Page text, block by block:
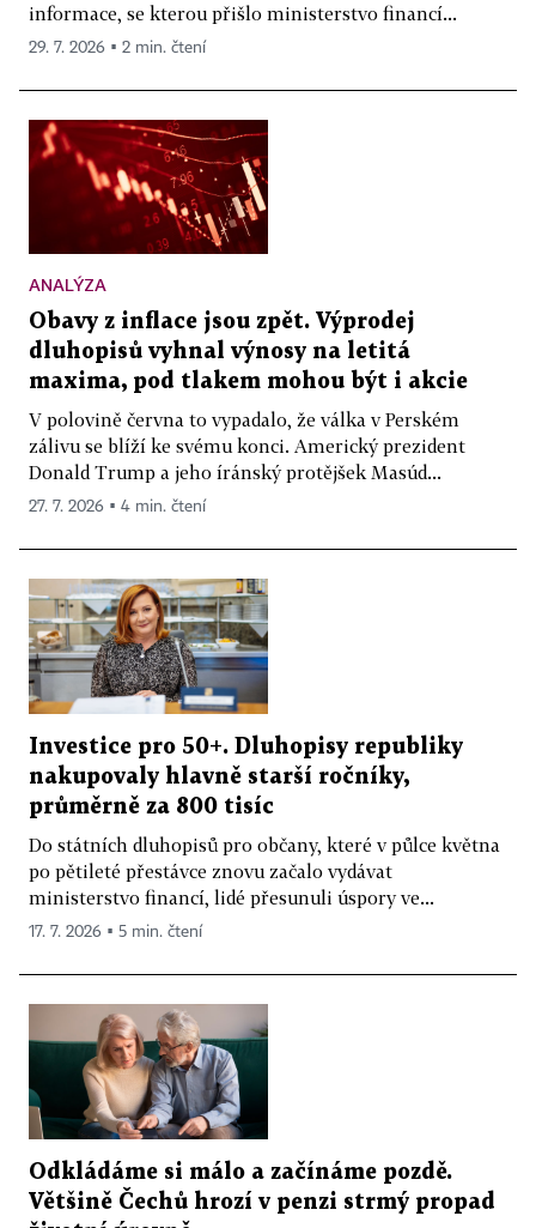
informace, se kterou přišlo ministerstvo financí...
29. 7. 2026 ▪ 2 min. čtení
ANALÝZA
Obavy z inflace jsou zpět. Výprodej
dluhopisů vyhnal výnosy na letitá
maxima, pod tlakem mohou být i akcie
V polovině června to vypadalo, že válka v Perském
zálivu se blíží ke svému konci. Americký prezident
Donald Trump a jeho íránský protějšek Masúd...
27. 7. 2026 ▪ 4 min. čtení
Investice pro 50+. Dluhopisy republiky
nakupovaly hlavně starší ročníky,
průměrně za 800 tisíc
Do státních dluhopisů pro občany, které v půlce května
po pětileté přestávce znovu začalo vydávat
ministerstvo financí, lidé přesunuli úspory ve...
17. 7. 2026 ▪ 5 min. čtení
Odkládáme si málo a začínáme pozdě.
Většině Čechů hrozí v penzi strmý propad